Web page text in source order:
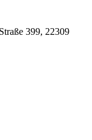
399, 22309